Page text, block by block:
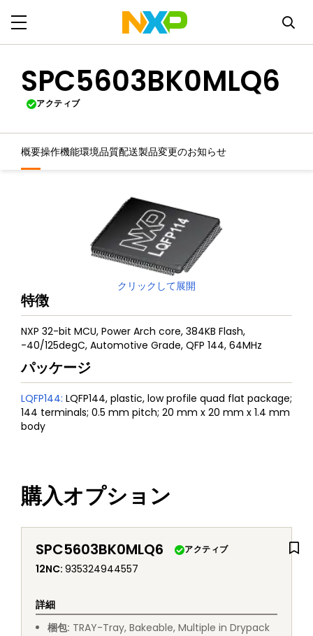
SPC5603BK0MLQ6
アクティブ
概要操作機能環境品質配送製品変更のお知らせ
クリックして展開
特徴
NXP 32-bit MCU, Power Arch core, 384KB Flash,
-40/125degC, Automotive Grade, QFP 144, 64MHz
パッケージ
LQFP144: LQFP144, plastic, low profile quad flat package;
144 terminals; 0.5 mm pitch; 20 mm x 20 mm x 1.4 mm
body
購入オプション
SPC5603BK0MLQ6 アクティブ
12NC: 935324944557
詳細
梱包: TRAY-Tray, Bakeable, Multiple in Drypack